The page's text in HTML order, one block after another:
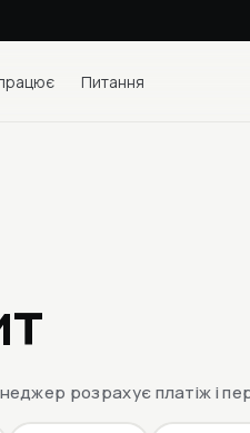
Питання
розрахує платіж і